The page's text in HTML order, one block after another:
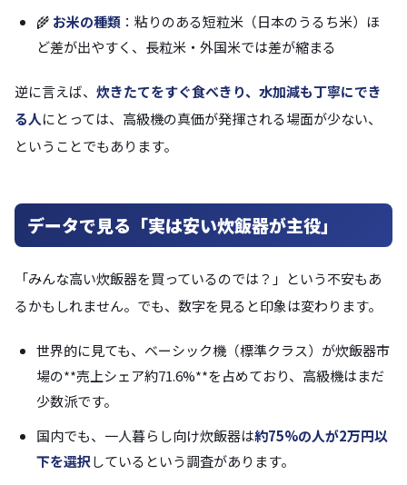
🌾 お米の種類 ：粘りのある短粒米（日本のうるち米）ほ
ど差が出やすく、長粒米・外国米では差が縮まる
逆に言えば、 炊きたてをすぐ食べきり、水加減も丁寧にでき
る人にとっては、高級機の真価が発揮される場面が少ない、
ということでもあります。
データで見る「実は安い炊飯器が主役」
「みんな高い炊飯器を買っているのでは？」という不安もあ
るかもしれません。でも、数字を見ると印象は変わります。
世界的に見ても、ベーシック機（標準クラス）が炊飯器市
場の**売上シェア約71.6%**を占めており、高級機はまだ
少数派です。
国内でも、一人暮らし向け炊飯器は約75%の人が2万円以
下を選択しているという調査があります。